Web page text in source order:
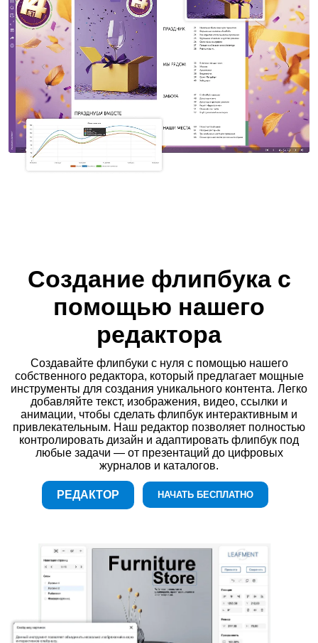
Создание флипбука с
помощью нашего
редактора
Создавайте флипбуки с нуля с помощью нашего
собственного редактора, который предлагает мощные
инструменты для создания уникального контента. Легко
добавляйте текст, изображения, видео, ссылки и
анимации, чтобы сделать флипбук интерактивным и
привлекательным. Наш редактор позволяет полностью
контролировать дизайн и адаптировать флипбук под
любые задачи — от презентаций до цифровых
журналов и каталогов.
РЕДАКТОР НАЧАТЬ БЕСПЛАТНО